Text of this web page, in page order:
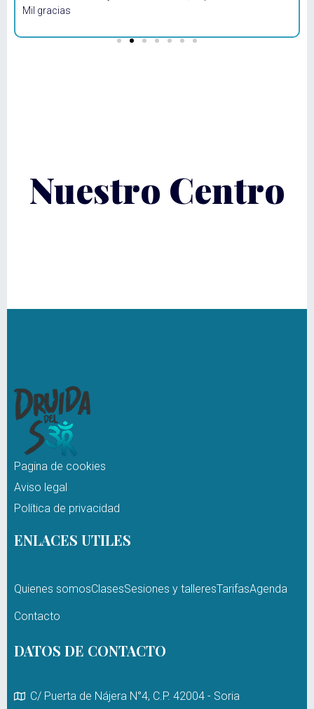
Mil gracias
Nuestro Centro
Pagina de cookies
Aviso legal
Política de privacidad
ENLACES UTILES
Quienes somosClasesSesiones y talleresTarifasAgenda
Contacto
DATOS DE CONTACTO
C/ Puerta de Nájera N°4, C.P. 42004 - Soria